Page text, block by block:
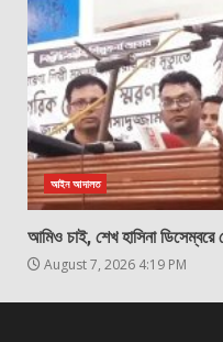
আইন আদালত
আমিও চাই, শেখ হাসিনা
August 7, 2026 4:19 PM